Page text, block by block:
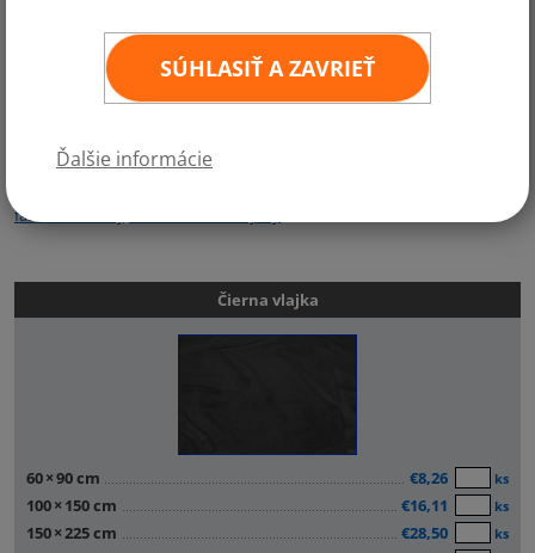
SÚHLASIŤ A ZAVRIEŤ
Ďalšie informácie
Štandardné uchytenie čierne vlajky:
na žrď (tyč) - tunelík vľavo vlajky
na stožiar -
Ceny sú uvedené bez DPH.
fasádne držiaky, či interiérové stojany
Čierna vlajka
60×90 cm €8,26 ks
100× 150 cm €16,11 ks
150×225 cm €28,50 ks